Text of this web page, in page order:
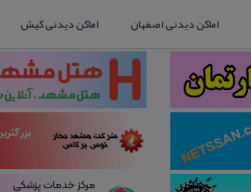
اماکن دیدنی اصفهان اماکن دیدنی کیش